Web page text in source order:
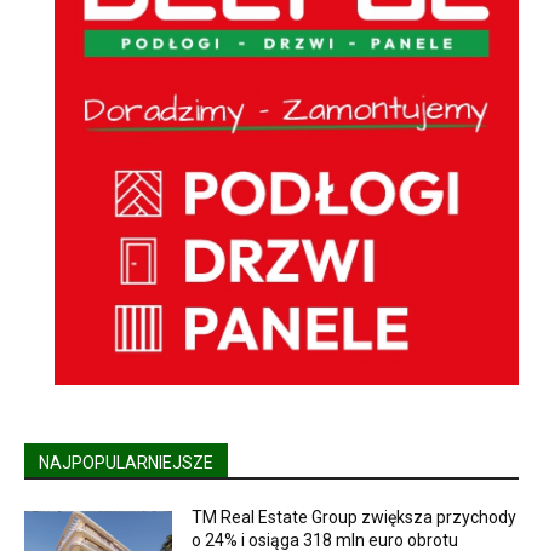
NAJPOPULARNIEJSZE
TM Real Estate Group zwiększa przychody
o 24% i osiąga 318 mln euro obrotu